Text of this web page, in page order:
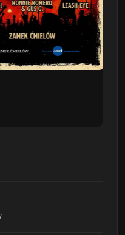
ul. Wierzbińskiego 9